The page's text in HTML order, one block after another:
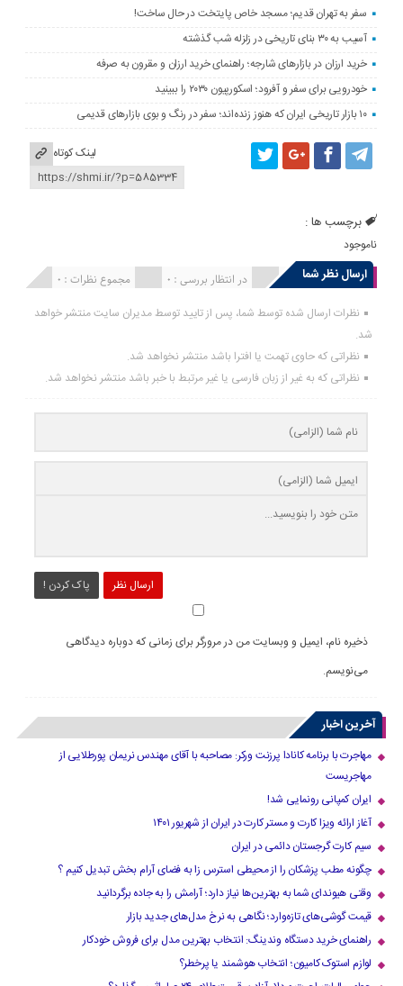
سفر به تهران قدیم؛ مسجد خاص پایتخت در حال ساخت!
آسیب به ۳۰ بنای تاریخی در زلزله شب گذشته
خرید ارزان در بازارهای شارجه؛ راهنمای خرید ارزان و مقرون به صرفه
خودرویی برای سفر و آفرود؛ اسکورپیون ۲۰۳۰ را ببینید
۱۰ بازار تاریخی ایران که هنوز زنده‌اند؛ سفر در رنگ و بوی بازارهای قدیمی
لینک کوتاه
برچسب ها :
ناموجود
ارسال نظر شما مجموع نظرات : 0 در انتظار بررسی : 0 انتشار یافته : 0
نظرات ارسال شده توسط شما، پس از تایید توسط مدیران سایت منتشر خواهد
شد.
نظراتی که حاوی تهمت یا افترا باشد منتشر نخواهد شد.
نظراتی که به غیر از زبان فارسی یا غیر مرتبط با خبر باشد منتشر نخواهد شد.
ارسال نظر پاک کردن !
ذخیره نام، ایمیل و وبسایت من در مرورگر برای زمانی که دوباره دیدگاهی
می‌نویسم.
آخرین اخبار
مهاجرت با برنامه کانادا پرزنت ورکر: مصاحبه با آقای مهندس نریمان پورطلایی از
مهاجریست
ایران کمپانی رونمایی شد!
آغاز ارائه ویزا کارت و مستر کارت در ایران از شهریور ۱۴۰۱
سیم کارت گرجستان دائمی در ایران
چگونه مطب پزشکان را از محیطی استرس زا به فضای آرام بخش تبدیل کنیم ؟
وقتی هیوندای شما به بهترین‌ها نیاز دارد؛ آرامش را به جاده برگردانید
قیمت گوشی‌های تازه‌وارد؛ نگاهی به نرخ مدل‌های جدید بازار
راهنمای خرید دستگاه وندینگ: انتخاب بهترین مدل برای فروش خودکار
لوازم استوک کامیون؛ انتخاب هوشمند یا پرخطر؟